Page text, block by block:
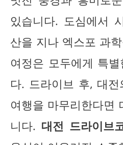
있습니다. 도심에서
산을 지나 엑스포 과
여정은 모두에게 특
다. 드라이브 후, 대
여행을 마무리한다면
니다. 대전 드라이브